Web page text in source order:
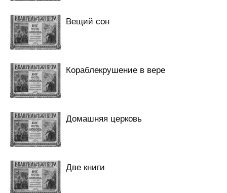
Вещий сон
Кораблекрушение в вере
Домашняя церковь
Две книги